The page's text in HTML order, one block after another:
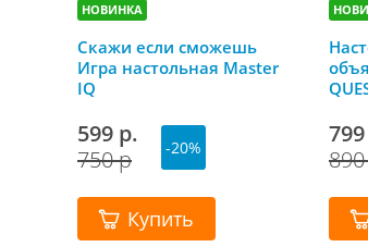
НОВИНКА
Скажи если сможешь
Игра настольная Master
IQ
599 р.
750 р
-20%
Купить
Лас